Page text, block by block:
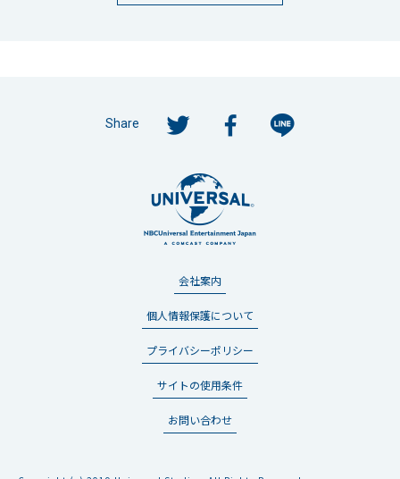
Share
会社案内
個人情報保護について
プライバシーポリシー
サイトの使用条件
お問い合わせ